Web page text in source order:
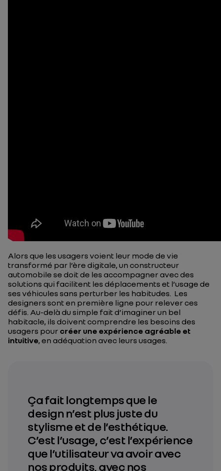
Alors que les usagers voient leur mode de vie
transformé par l’ère digitale, un constructeur
automobile se doit de les accompagner avec des
solutions qui facilitent les déplacements et l’usage de
ses véhicules sans perturber les habitudes. Les
designers sont en première ligne pour relever ces
défis. Au-delà du simple fait d’imaginer un bel
habitacle, ils doivent comprendre les besoins des
usagers pour créer une expérience agréable et
intuitive, en adéquation avec leurs usages.
Ça fait longtemps que le
design n’est plus juste du
stylisme et de l’esthétique.
C’est l’usage, c’est l’expérience
que l’utilisateur va avoir avec
nos produits, avec nos